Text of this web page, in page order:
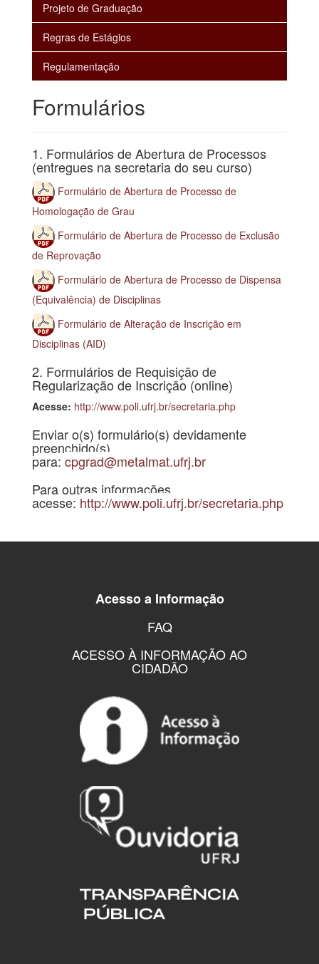
Projeto de Graduação
Regras de Estágios
Regulamentação
Formulários
1. Formulários de Abertura de Processos
(entregues na secretaria do seu curso)
Formulário de Abertura de Processo de
Homologação de Grau
Formulário de Abertura de Processo de Exclusão
de Reprovação
Formulário de Abertura de Processo de Dispensa
(Equivalência) de Disciplinas
Formulário de Alteração de Inscrição em
Disciplinas (AID)
2. Formulários de Requisição de
Regularização de Inscrição (online)
Acesse: http://www.poli.ufrj.br/secretaria.php
Enviar o(s) formulário(s) devidamente
preenchido(s)
para: cpgrad@metalmat.ufrj.br
Para outras informações
acesse: http://www.poli.ufrj.br/secretaria.php
Acesso a Informação
FAQ
ACESSO À INFORMAÇÃO AO
CIDADÃO